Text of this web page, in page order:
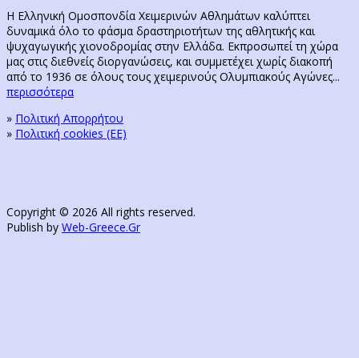
Η Ελληνική Ομοσπονδία Χειμερινών Αθλημάτων καλύπτει
δυναμικά όλο το φάσμα δραστηριοτήτων της αθλητικής και
ψυχαγωγικής χιονοδρομίας στην Ελλάδα. Εκπροσωπεί τη χώρα
μας στις διεθνείς διοργανώσεις, και συμμετέχει χωρίς διακοπή
από το 1936 σε όλους τους χειμερινούς Ολυμπιακούς Αγώνες...
περισσότερα
» Πολιτική Απορρήτου
» Πολιτική cookies (ΕΕ)
Copyright © 2026 All rights reserved.
Publish by Web-Greece.Gr